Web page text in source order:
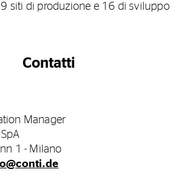
siti di produzione e 16 di sviluppo
Contatti
Manager
1 - Milano